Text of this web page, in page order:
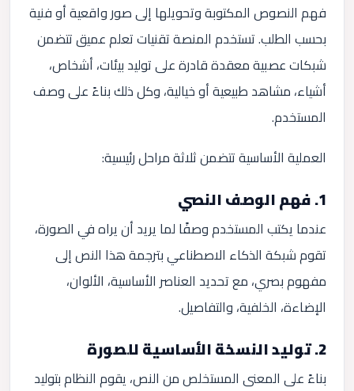
فهم النصوص المكتوبة وتحويلها إلى صور واقعية أو فنية
بحسب الطلب. تستخدم المنصة تقنيات تعلم عميق تتضمن
شبكات عصبية معقدة قادرة على توليد بيئات، أشخاص،
أشياء، مشاهد طبيعية أو خيالية، وكل ذلك بناءً على وصف
المستخدم.
العملية الأساسية تتضمن ثلاثة مراحل رئيسية:
1. فهم الوصف النصي
عندما يكتب المستخدم وصفًا لما يريد أن يراه في الصورة،
تقوم شبكة الذكاء الاصطناعي بترجمة هذا النص إلى
مفهوم بصري، مع تحديد العناصر الأساسية، الألوان،
الإضاءة، الخلفية، والتفاصيل.
2. توليد النسخة الأساسية للصورة
بناءً على المعنى المستخلص من النص، يقوم النظام بتوليد